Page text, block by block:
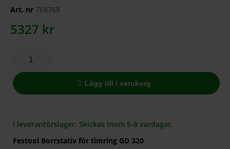
Art. nr 768768
5327 kr
Lägg till i varukorg
I leverantörslager. Skickas inom 5-8 vardagar.
Festool Borrstativ för timring GD 320